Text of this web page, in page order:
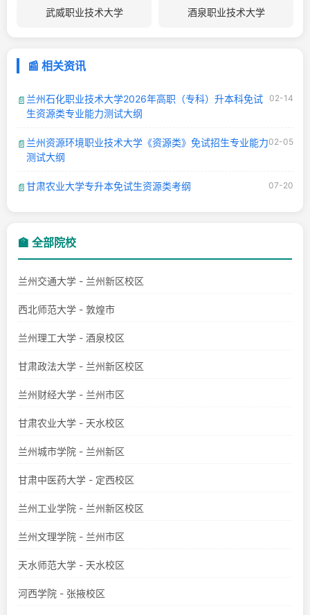
武威职业技术大学 酒泉职业技术大学
📰 相关资讯
📄 兰州石化职业技术大学2026年高职（专科）升本科免试
生资源类专业能力测试大纲
02-14
📄 兰州资源环境职业技术大学《资源类》免试招生专业能力
测试大纲
02-05
📄甘肃农业大学专升本免试生资源类考纲 07-20
🏫 全部院校
兰州交通大学 - 兰州新区校区
西北师范大学 - 敦煌市
兰州理工大学 - 酒泉校区
甘肃政法大学 - 兰州新区校区
兰州财经大学 - 兰州市区
甘肃农业大学 - 天水校区
兰州城市学院 - 兰州新区
甘肃中医药大学 - 定西校区
兰州工业学院 - 兰州新区校区
兰州文理学院 - 兰州市区
天水师范大学 - 天水校区
河西学院 - 张掖校区